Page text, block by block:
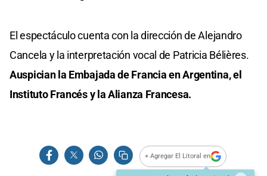
El espectáculo cuenta con la dirección de Alejandro
Cancela y la interpretación vocal de Patricia Bélières.
Auspician la Embajada de Francia en Argentina, el
Instituto Francés y la Alianza Francesa.
+ Agregar El Litoral en